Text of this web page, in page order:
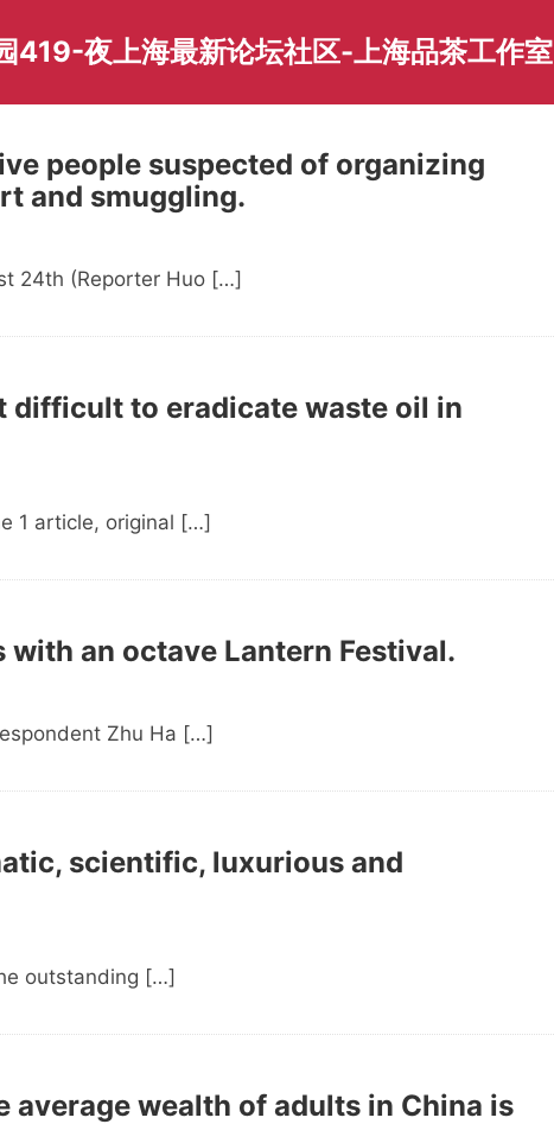
419-夜上海最新论坛社区-上海品茶工作室
people suspected of organizing
and smuggling.
24th (Reporter Huo […]
difficult to eradicate waste oil in
1 article, original […]
with an octave Lantern Festival.
Zhu Ha […]
scientific, luxurious and
outstanding […]
average wealth of adults in China is